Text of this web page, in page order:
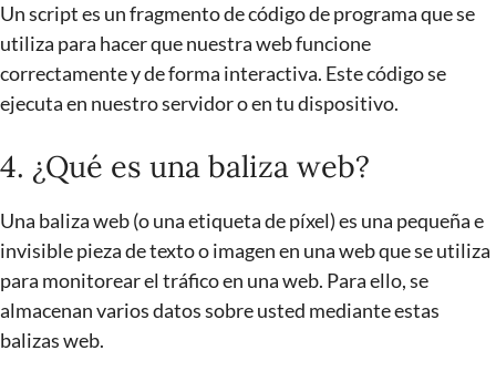
Un script es un fragmento de código de programa que se
utiliza para hacer que nuestra web funcione
correctamente y de forma interactiva. Este código se
ejecuta en nuestro servidor o en tu dispositivo.
4. ¿Qué es una baliza web?
Una baliza web (o una etiqueta de píxel) es una pequeña e
invisible pieza de texto o imagen en una web que se utiliza
para monitorear el tráfico en una web. Para ello, se
almacenan varios datos sobre usted mediante estas
balizas web.